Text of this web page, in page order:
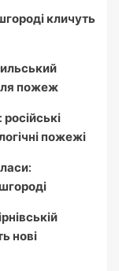
кличуть
пожеж
пожежі
нові